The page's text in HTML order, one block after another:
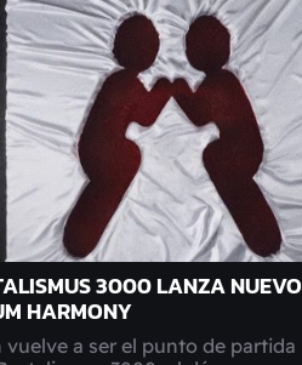
3000 LANZA NUEVO
HARMONY
vuelve a ser el punto de partida